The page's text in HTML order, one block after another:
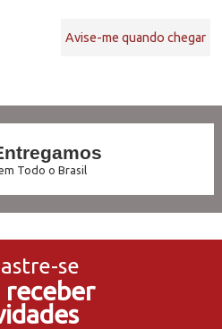
Avise-me quando chegar
Todo o Brasil
de Crédito
Desconto
PIX
se
receber